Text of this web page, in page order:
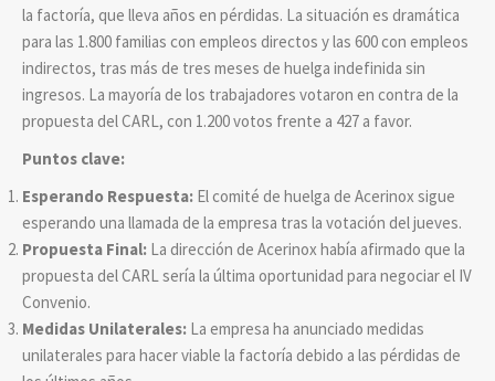
la factoría, que lleva años en pérdidas. La situación es dramática
para las 1.800 familias con empleos directos y las 600 con empleos
indirectos, tras más de tres meses de huelga indefinida sin
ingresos. La mayoría de los trabajadores votaron en contra de la
propuesta del CARL, con 1.200 votos frente a 427 a favor.
Puntos clave:
Esperando Respuesta: El comité de huelga de Acerinox sigue
esperando una llamada de la empresa tras la votación del jueves.
Propuesta Final: La dirección de Acerinox había afirmado que la
propuesta del CARL sería la última oportunidad para negociar el IV
Convenio.
Medidas Unilaterales: La empresa ha anunciado medidas
unilaterales para hacer viable la factoría debido a las pérdidas de